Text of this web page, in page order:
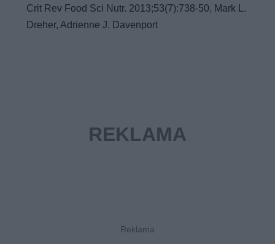
Crit Rev Food Sci Nutr. 2013;53(7):738-50, Mark L.
Dreher, Adrienne J. Davenport